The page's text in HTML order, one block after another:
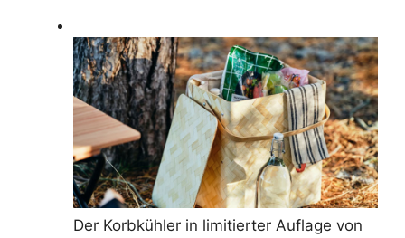
Der Korbkühler in limitierter Auflage von